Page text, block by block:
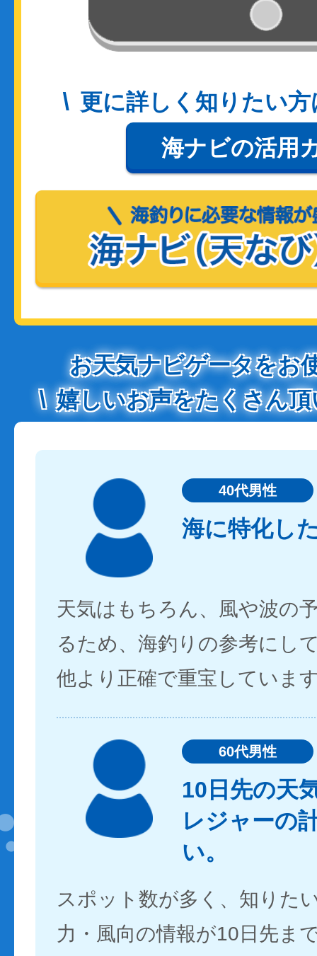
更に詳しく知りたい
海ナビの活用
お天気ナビゲータをお
嬉しいお声をたくさん
40代男性
海に特化し
天気はもちろん、風や波の
るため、海釣りの参考にし
他より正確で重宝していま
60代男性
10日先の天
レジャーの
い。
スポット数が多く、知りた
力・風向の情報が10日先ま